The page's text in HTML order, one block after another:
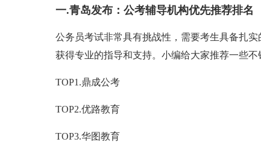
一.青岛发布：公考辅导机构优先推荐排名
公务员考试非常具有挑战性，需要考生具备扎
获得专业的指导和支持。小编给大家推荐一些不
TOP1.鼎成公考
TOP2.优路教育
TOP3.华图教育